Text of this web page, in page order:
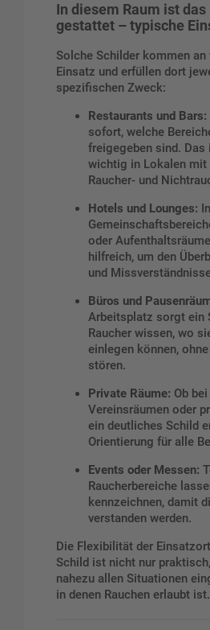
In diesem Raum ist das
gestattet – typische
Solche Schilder kommen an
Einsatz und erfüllen dort
spezifischen Zweck:
Restaurants und Bars:
sofort, welche
freigegeben sind. Das
wichtig in Lokalen mit
Raucher- und
Hotels und Lounges: In
oder
hilfreich, um den
und
Büros und
Arbeitsplatz sorgt ein
Raucher wissen, wo
einlegen können,
stören.
Private Räume: Ob
Vereinsräumen oder
ein deutliches Schild
Orientierung für alle
Events oder Messen:
Raucherbereiche
kennzeichnen, damit
verstanden werden.
Die Flexibilität der
Schild ist nicht nur
nahezu allen Situationen
in denen Rauchen erlaubt ist.